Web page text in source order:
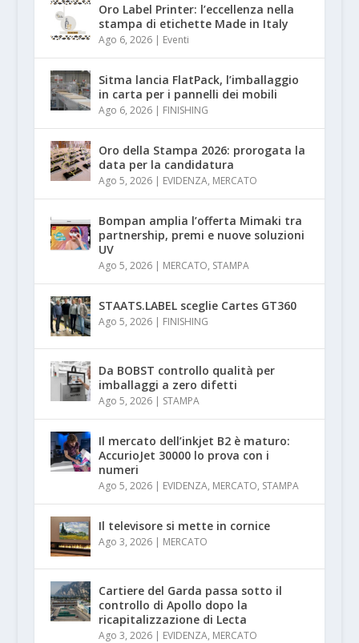
Oro Label Printer: l’eccellenza nella
stampa di etichette Made in Italy
Ago 6, 2026| Eventi
Sitma lancia FlatPack, l’imballaggio
in carta per i pannelli dei mobili
Ago 6, 2026| FINISHING
Oro della Stampa 2026: prorogata la
data per la candidatura
Ago 5, 2026| EVIDENZA, MERCATO
Bompan amplia l’offerta Mimaki tra
partnership, premi e nuove soluzioni
UV
Ago 5, 2026| MERCATO, STAMPA
STAATS.LABEL sceglie Cartes GT360
Ago 5, 2026| FINISHING
Da BOBST controllo qualità per
imballaggi a zero difetti
Ago 5, 2026| STAMPA
Il mercato dell’inkjet B2 è maturo:
AccurioJet 30000 lo prova con i
numeri
Ago 5, 2026| EVIDENZA, MERCATO, STAMPA
Il televisore si mette in cornice
Ago 3, 2026| MERCATO
Cartiere del Garda passa sotto il
controllo di Apollo dopo la
ricapitalizzazione di Lecta
Ago 3, 2026| EVIDENZA, MERCATO